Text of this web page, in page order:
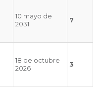
10 mayo de
2031
7
18 de octubre
2026
3